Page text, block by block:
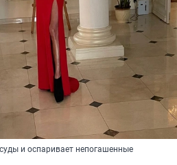
и оспаривает непогашенные